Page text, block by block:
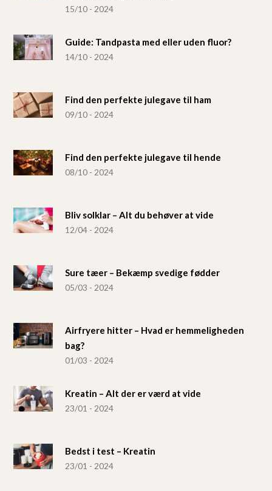
15/10 - 2024
Guide: Tandpasta med eller uden fluor?
14/10 - 2024
Find den perfekte julegave til ham
09/10 - 2024
Find den perfekte julegave til hende
08/10 - 2024
Bliv solklar – Alt du behøver at vide
12/04 - 2024
Sure tæer – Bekæmp svedige fødder
05/03 - 2024
Airfryere hitter – Hvad er hemmeligheden
bag?
01/03 - 2024
Kreatin – Alt der er værd at vide
23/01 - 2024
Bedst i test – Kreatin
23/01 - 2024